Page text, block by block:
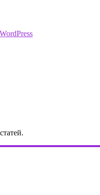
GL